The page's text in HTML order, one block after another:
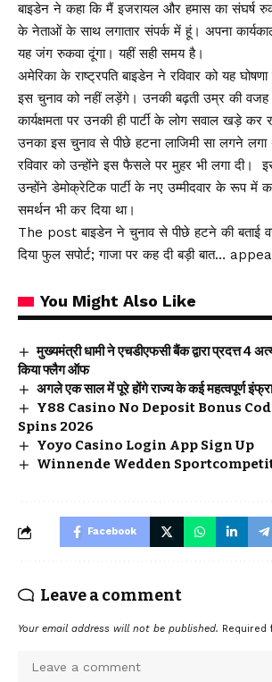
बाइडेन ने कहा कि मैं इजरायल और हमास का संघर्ष
के नेताओं के साथ लगातार संपर्क में हूं। अपना
यह जंग रुकवा दूंगा। यहीं सही समय है।
अमेरिका के राष्ट्रपति बाइडेन ने रविवार को यह
इस चुनाव को नहीं लड़ेंगे। उनकी बढ़ती उम्र की वजह
कार्यक्षमता पर उनकी ही पार्टी के लोग सवाल खड़े
उनका इस चु्नाव से पीछे हटना लाजिमी सा लगने लगा
रविवार को उन्होंने इस फैसले पर मुहर भी लगा दी।
उन्होंने डेमोक्रेटिक पार्टी के नए उम्मीदवार के रूप में
समर्थन भी कर दिया था।
The post बाइडेन ने चुनाव से पीछे हटने की बताई
दिया फुल सपोर्ट; गाजा पर कह दी बड़ी बात…
You Might Also Like
मुख्यमंत्री धामी ने एचडीएफसी बैंक द्वारा प्रदत्त 4
किया फ्लैग ऑफ
अगले एक साल में पूरे होंगे राज्य के कई महत्वपूर्ण
Y88 Casino No Deposit Bonus
Spins 2026
Yoyo Casino Login App Sign Up
Winnende Wedden
Facebook
Leave a comment
Your email address will not be published. Required